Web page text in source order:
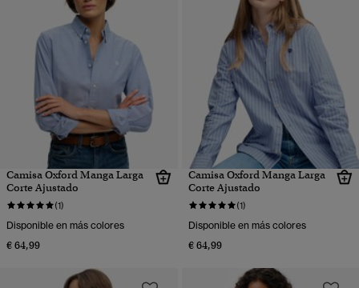
Camisa Oxford Manga Larga
Corte Ajustado
(1)
Disponible en más colores
€ 64,99
Camisa Oxford Manga Larga
Corte Ajustado
(1)
Disponible en más colores
€ 64,99